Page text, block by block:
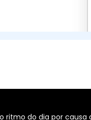
ritmo do dia por